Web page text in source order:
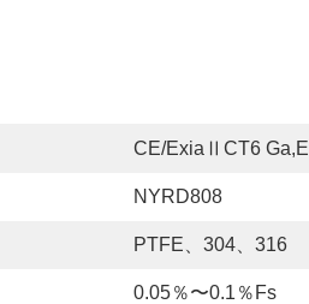
CE/ExiaⅡCT6
NYRD808
PTFE、304、316
0.05％〜0.1％fs